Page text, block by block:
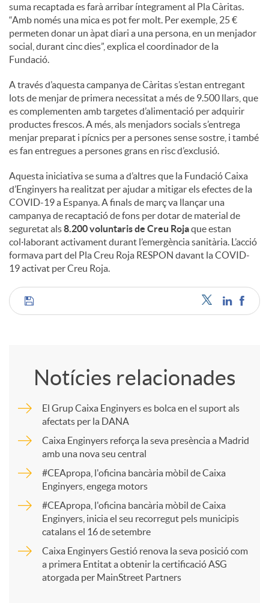
suma recaptada es farà arribar íntegrament al Pla Càritas.
“Amb només una mica es pot fer molt. Per exemple, 25 €
permeten donar un àpat diari a una persona, en un menjador
social, durant cinc dies”, explica el coordinador de la
Fundació.
A través d’aquesta campanya de Càritas s’estan entregant
lots de menjar de primera necessitat a més de 9.500 llars, que
es complementen amb targetes d’alimentació per adquirir
productes frescos. A més, als menjadors socials s’entrega
menjar preparat i pícnics per a persones sense sostre, i també
es fan entregues a persones grans en risc d’exclusió.
Aquesta iniciativa se suma a d’altres que la Fundació Caixa
d’Enginyers ha realitzat per ajudar a mitigar els efectes de la
COVID-19 a Espanya. A finals de març va llançar una
campanya de recaptació de fons per dotar de material de
seguretat als8.200 voluntaris de Creu Rojaque estan
col·laborant activament durant l’emergència sanitària. L’acció
formava part del Pla Creu Roja RESPON davant la COVID-
19 activat per Creu Roja.
C
m
p
a
r
t
Notícies relacionades
El Grup Caixa Enginyers es bolca en el suport als
afectats per la DANA
Caixa Enginyers reforça la seva presència a Madrid
amb una nova seu central
#CEApropa, l'oficina bancària mòbil de Caixa
Enginyers, engega motors
#CEApropa, l'oficina bancària mòbil de Caixa
Enginyers, inicia el seu recorregut pels municipis
catalans el 16 de setembre
Caixa Enginyers Gestió renova la seva posició com
a primera Entitat a obtenir la certificació ASG
atorgada per MainStreet Partners